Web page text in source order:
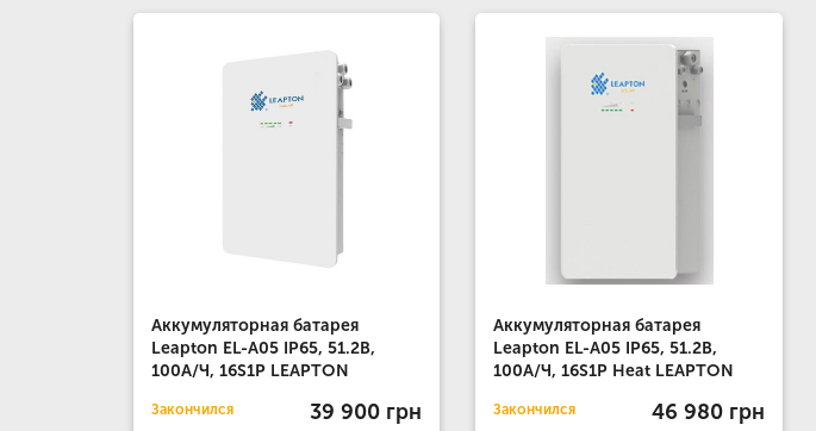
Аккумуляторная батарея
Leapton EL-A05 IP65, 51.2В,
100А/Ч, 16S1P LEAPTON
Закончился 39 900 грн
Аккумуляторная батарея
Leapton EL-A05 IP65, 51.2В,
100А/Ч, 16S1P Heat LEAPTON
Закончился 46 980 грн